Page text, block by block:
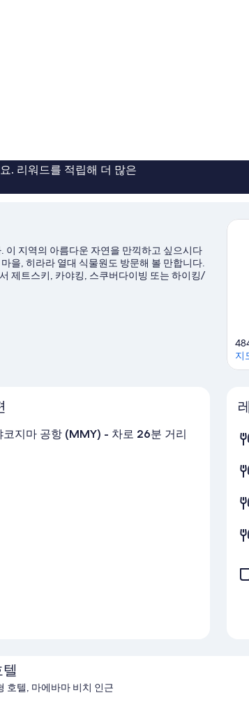
. 리워드를 적립해 더 많은
이 지역의 아름다운 자연을 만끽하고 싶으시다
을, 히라라 열대 식물원도 방문해 볼 만합니다.
제트스키, 카야킹, 스쿠버다이빙 또는 하이킹/
지
코지마 공항 (MMY) - 차로 26분 거리
호텔, 마에바마 비치 인근